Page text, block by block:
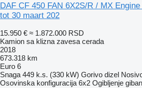
DAF CF 450 FAN 6X2S/R / MX
tot 30 maart 202
15.950 € ≈ 1.872.000 RSD
Kamion sa klizna zavesa cerada
2018
673.318 km
Euro 6
Snaga 449 k.s. (330 kW) Gorivo dizel
Osovinska konfiguracija 6x2 Ogibljenje